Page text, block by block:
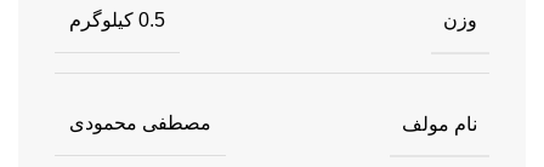
وزن 0.5 کیلوگرم
نام مولف مصطفی محمودی